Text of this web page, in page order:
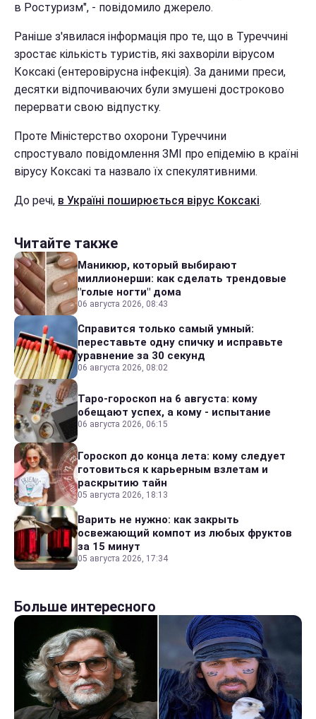
в Ростуризм", - повідомило джерело.
Раніше з'явилася інформація про те, що в Туреччині
зростає кількість туристів, які захворіли вірусом
Коксакі (ентеровірусна інфекція). За даними преси,
десятки відпочиваючих були змушені достроково
перервати свою відпустку.
Проте Міністерство охорони Туреччини
спростувало повідомлення ЗМІ про епідемію в країні
вірусу Коксакі та назвало їх спекулятивними.
До речі, в Україні поширюється вірус Коксакі.
Читайте также
Маникюр, который выбирают
миллионерши: как сделать трендовые
"голые ногти" дома
06 августа 2026, 08:43
Справится только самый умный:
переставьте одну спичку и исправьте
уравнение за 30 секунд
06 августа 2026, 08:02
Таро-гороскоп на 6 августа: кому
обещают успех, а кому - испытание
06 августа 2026, 06:15
Гороскоп до конца лета: кому следует
готовиться к карьерным взлетам и
раскрытию тайн
05 августа 2026, 18:13
Варить не нужно: как закрыть
освежающий компот из любых фруктов
за 15 минут
05 августа 2026, 17:34
Больше интересного